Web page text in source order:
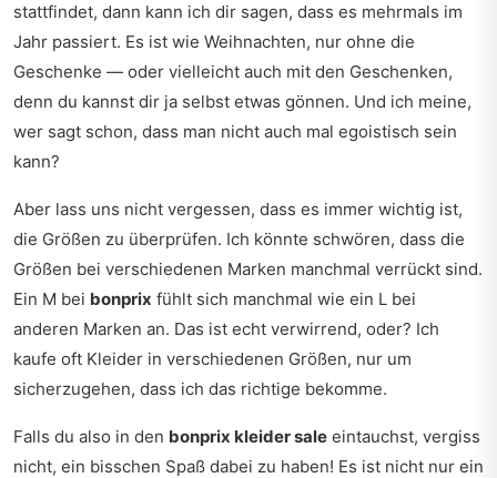
stattfindet, dann kann ich dir sagen, dass es mehrmals im
Jahr passiert. Es ist wie Weihnachten, nur ohne die
Geschenke — oder vielleicht auch mit den Geschenken,
denn du kannst dir ja selbst etwas gönnen. Und ich meine,
wer sagt schon, dass man nicht auch mal egoistisch sein
kann?
Aber lass uns nicht vergessen, dass es immer wichtig ist,
die Größen zu überprüfen. Ich könnte schwören, dass die
Größen bei verschiedenen Marken manchmal verrückt sind.
Ein M bei bonprix fühlt sich manchmal wie ein L bei
anderen Marken an. Das ist echt verwirrend, oder? Ich
kaufe oft Kleider in verschiedenen Größen, nur um
sicherzugehen, dass ich das richtige bekomme.
Falls du also in den bonprix kleider sale eintauchst, vergiss
nicht, ein bisschen Spaß dabei zu haben! Es ist nicht nur ein